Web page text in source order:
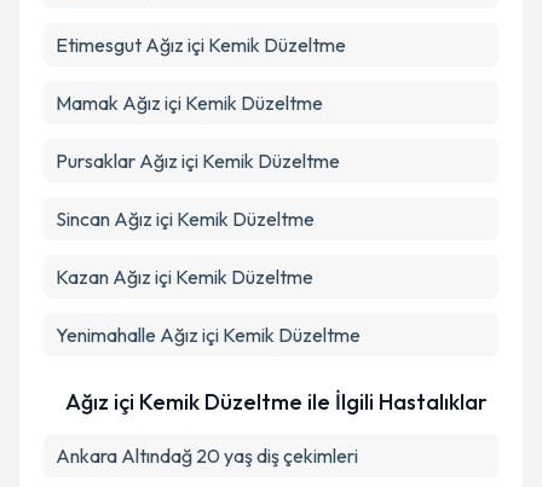
Etimesgut Ağız içi Kemik Düzeltme
Mamak Ağız içi Kemik Düzeltme
Pursaklar Ağız içi Kemik Düzeltme
Sincan Ağız içi Kemik Düzeltme
Kazan Ağız içi Kemik Düzeltme
Yenimahalle Ağız içi Kemik Düzeltme
Ağız içi Kemik Düzeltme ile İlgili Hastalıklar
Ankara Altındağ 20 yaş diş çekimleri